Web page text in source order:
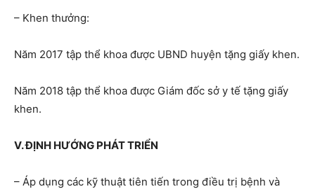
– Khen thưởng:
Năm 2017 tập thể khoa được UBND huyện tặng giấy khen.
Năm 2018 tập thể khoa được Giám đốc sở y tế tặng giấy
khen.
V. ĐỊNH HƯỚNG PHÁT TRIỂN
– Áp dụng các kỹ thuật tiên tiến trong điều trị bệnh và